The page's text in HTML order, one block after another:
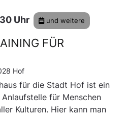
Uhr und weitere
FÜR
Hof
für die Stadt Hof ist ein
für Menschen
Kulturen. Hier kann man